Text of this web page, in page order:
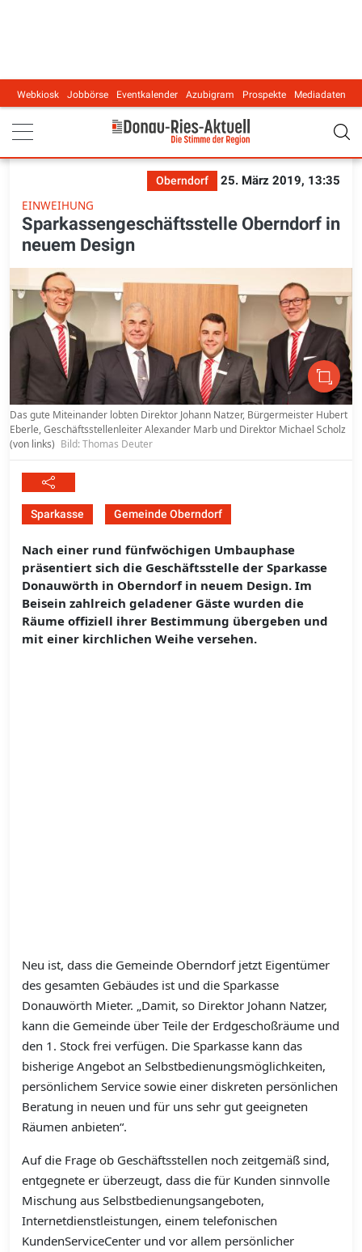
Main navigation
Webkiosk Jobbörse Eventkalender Azubigram Prospekte Mediadaten
Oberndorf
25. März 2019, 13:35
EINWEIHUNG
Sparkassengeschäftsstelle Oberndorf in
neuem Design
Das gute Miteinander lobten Direktor Johann Natzer, Bürgermeister Hubert
Eberle, Geschäftsstellenleiter Alexander Marb und Direktor Michael Scholz
(von links) Bild: Thomas Deuter
Sparkasse Gemeinde Oberndorf
Nach einer rund fünfwöchigen Umbauphase
präsentiert sich die Geschäftsstelle der Sparkasse
Donauwörth in Oberndorf in neuem Design. Im
Beisein zahlreich geladener Gäste wurden die
Räume offiziell ihrer Bestimmung übergeben und
mit einer kirchlichen Weihe versehen.
Neu ist, dass die Gemeinde Oberndorf jetzt Eigentümer
des gesamten Gebäudes ist und die Sparkasse
Donauwörth Mieter. „Damit, so Direktor Johann Natzer,
kann die Gemeinde über Teile der Erdgeschoßräume und
den 1. Stock frei verfügen. Die Sparkasse kann das
bisherige Angebot an Selbstbedienungsmöglichkeiten,
persönlichem Service sowie einer diskreten persönlichen
Beratung in neuen und für uns sehr gut geeigneten
Räumen anbieten“.
Auf die Frage ob Geschäftsstellen noch zeitgemäß sind,
entgegnete er überzeugt, dass die für Kunden sinnvolle
Mischung aus Selbstbedienungsangeboten,
Internetdienstleistungen, einem telefonischen
KundenServiceCenter und vor allem persönlicher